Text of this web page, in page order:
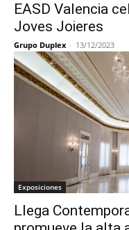
EASD Valencia
Joves Joieres
Grupo Duplex - 13/12/2023
Exposiciones
Llega